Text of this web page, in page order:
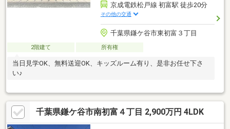
京成電鉄松戸線 初富駅 徒歩20分
その他の交通
千葉県鎌ケ谷市東初富３丁目
2階建て 所有権
当日見学OK、無料送迎OK、キッズルーム有り、是非お任せ下さ
い♪
千葉県鎌ケ谷市南初富４丁目 2,900万円 4LDK